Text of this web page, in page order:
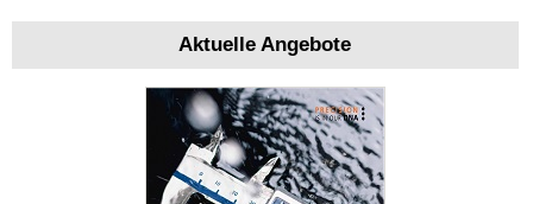
Aktuelle Angebote